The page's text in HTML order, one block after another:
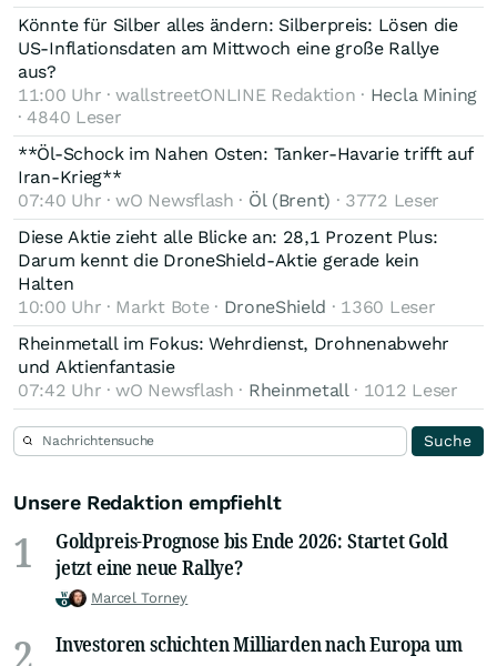
Könnte für Silber alles ändern: Silberpreis: Lösen die
US-Inflationsdaten am Mittwoch eine große Rallye
aus?
11:00 Uhr · wallstreetONLINE Redaktion · Hecla Mining
· 4840 Leser
**Öl-Schock im Nahen Osten: Tanker-Havarie trifft auf
Iran-Krieg**
07:40 Uhr · wO Newsflash · Öl (Brent) · 3772 Leser
Diese Aktie zieht alle Blicke an: 28,1 Prozent Plus:
Darum kennt die DroneShield-Aktie gerade kein
Halten
10:00 Uhr · Markt Bote · DroneShield · 1360 Leser
Rheinmetall im Fokus: Wehrdienst, Drohnenabwehr
und Aktienfantasie
07:42 Uhr · wO Newsflash · Rheinmetall · 1012 Leser
Unsere Redaktion empfiehlt
1
Goldpreis-Prognose bis Ende 2026: Startet Gold
jetzt eine neue Rallye?
Marcel Torney
2 Investoren schichten Milliarden nach Europa um